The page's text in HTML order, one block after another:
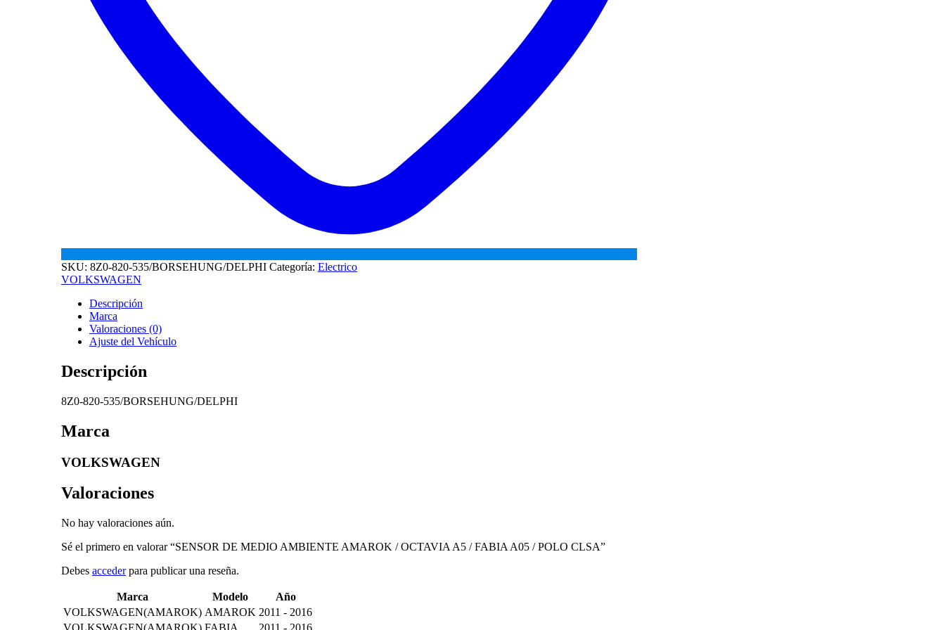
SKU: 8Z0-820-535/BORSEHUNG/DELPHI Categoría: Electrico
VOLKSWAGEN
Descripción
Marca
Valoraciones (0)
Ajuste del Vehículo
Descripción
8Z0-820-535/BORSEHUNG/DELPHI
Marca
VOLKSWAGEN
Valoraciones
No hay valoraciones aún.
Sé el primero en valorar “SENSOR DE MEDIO AMBIENTE AMAROK / OCTAVIA A5 / FABIA A05 / POLO CLSA”
Debes accederpara publicar una reseña.
Marca Modelo
Año
VOLKSWAGEN(AMAROK) AMAROK 2011 - 2016